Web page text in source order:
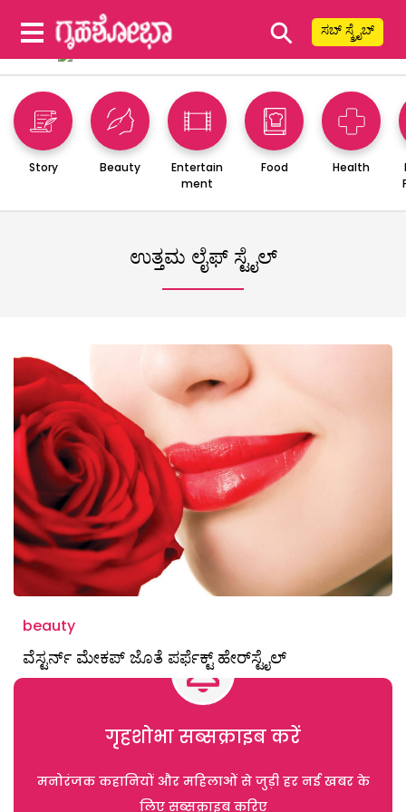
⚲ ಸಬ್ ಸ್ಕ್ರೈಬ್
Story Beauty
Entertain
ment
Food Health
ಉತ್ತಮ ಲೈಫ್ ಸ್ಟೈಲ್
beauty
ವೆಸ್ಟರ್ನ್‌ ಮೇಕಪ್‌ ಜೊತೆ ಪರ್ಫೆಕ್ಟ್ ಹೇರ್‌ಸ್ಟೈಲ್‌
गृहशोभा सब्सक्राइब करें
मनोरंजक कहानियों और महिलाओं से जुड़ी हर नई खबर के
लिए सब्सक्राइब करिए